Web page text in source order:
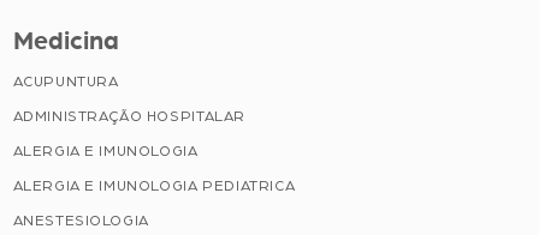
Medicina
ACUPUNTURA
ADMINISTRAÇÃO HOSPITALAR
ALERGIA E IMUNOLOGIA
ALERGIA E IMUNOLOGIA PEDIATRICA
ANESTESIOLOGIA